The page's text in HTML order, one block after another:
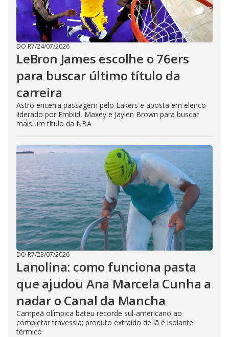
DO R7/24/07/2026
LeBron James escolhe o 76ers
para buscar último título da
carreira
Astro encerra passagem pelo Lakers e aposta em elenco
liderado por Embiid, Maxey e Jaylen Brown para buscar
mais um título da NBA
DO R7/23/07/2026
Lanolina: como funciona pasta
que ajudou Ana Marcela Cunha a
nadar o Canal da Mancha
Campeã olímpica bateu recorde sul-americano ao
completar travessia; produto extraído de lã é isolante
térmico